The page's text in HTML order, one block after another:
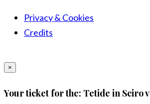
Privacy & Cookies
Credits
×
Your ticket for the: Tetide in Sciro